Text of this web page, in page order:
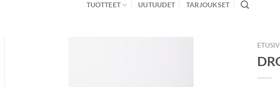
TUOTTEET UUTUUDET TARJOUKSET